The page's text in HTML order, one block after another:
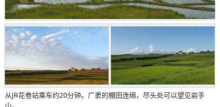
从JR花卷站乘车约20分钟。广袤的棚田连绵，尽头处可以望见岩手
山。